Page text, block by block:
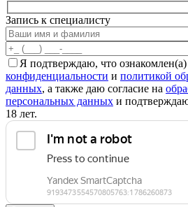
Запись к специалисту
Я подтверждаю, что ознакомлен(а)
конфиденциальности и политикой
данных, а также даю согласие на
персональных данных и
18 лет.